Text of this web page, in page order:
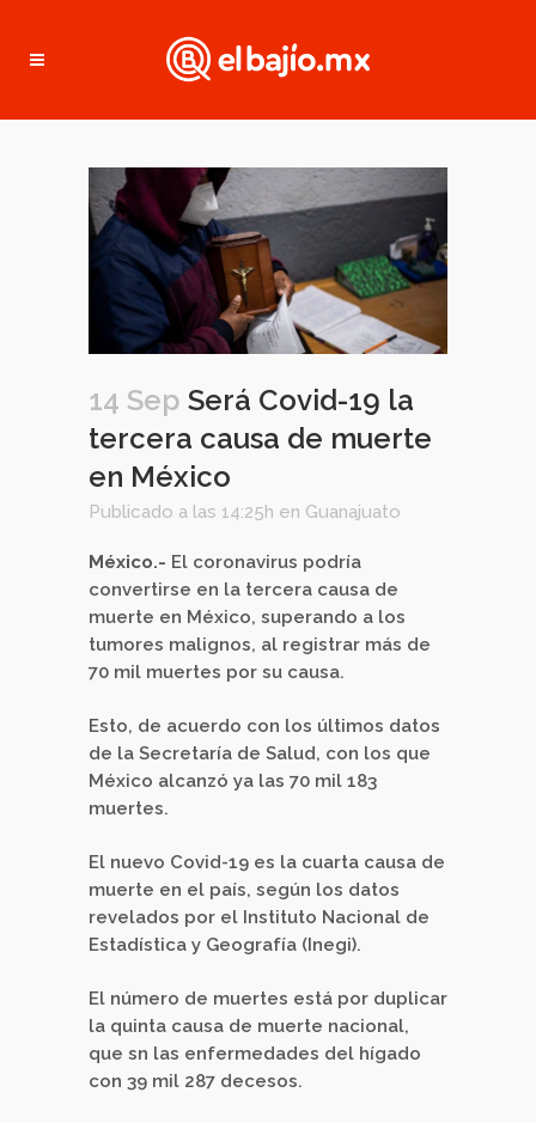
14 Sep Será Covid-19 la
tercera causa de muerte
en México
Publicado a las 14:25h en Guanajuato
México.- El coronavirus podría
convertirse en la tercera causa de
muerte en México, superando a los
tumores malignos, al registrar más de
70 mil muertes por su causa.
Esto, de acuerdo con los últimos datos
de la Secretaría de Salud, con los que
México alcanzó ya las 70 mil 183
muertes.
El nuevo Covid-19 es la cuarta causa de
muerte en el país, según los datos
revelados por el Instituto Nacional de
Estadística y Geografía (Inegi).
El número de muertes está por duplicar
la quinta causa de muerte nacional,
que sn las enfermedades del hígado
con 39 mil 287 decesos.